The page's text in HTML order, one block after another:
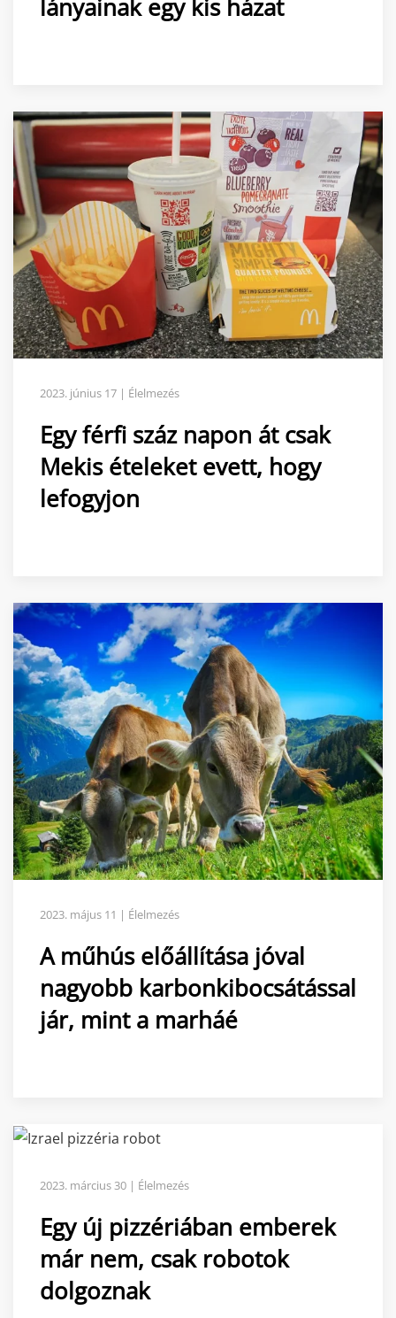
lányainak egy kis házat
2023. június 17 | Élelmezés
Egy férfi száz napon át csak
Mekis ételeket evett, hogy
lefogyjon
2023. május 11 | Élelmezés
A műhús előállítása jóval
nagyobb karbonkibocsátással
jár, mint a marháé
2023. március 30 | Élelmezés
Egy új pizzériában emberek
már nem, csak robotok
dolgoznak